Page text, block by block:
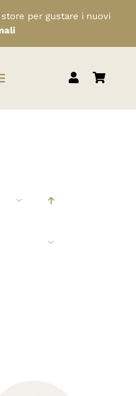
per gustare i nuovi